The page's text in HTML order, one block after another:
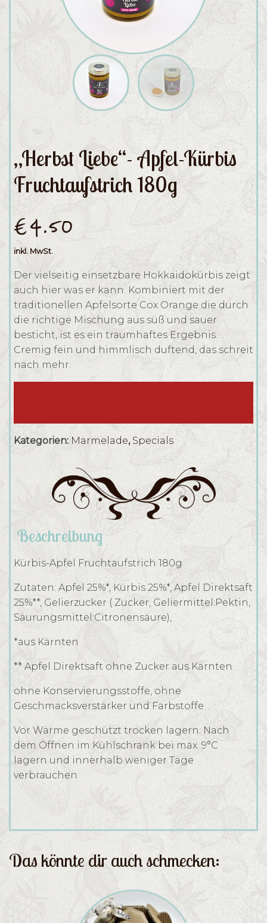
„Herbst Liebe“- Apfel-Kürbis
Fruchtaufstrich 180g
€4.50
inkl. MwSt.
Der vielseitig einsetzbare Hokkaidokürbis zeigt
auch hier was er kann. Kombiniert mit der
traditionellen Apfelsorte Cox Orange die durch
die richtige Mischung aus süß und sauer
besticht, ist es ein traumhaftes Ergebnis.
Cremig fein und himmlisch duftend, das schreit
nach mehr.
Kategorien: Marmelade, Specials
Beschreibung
Kürbis-Apfel Fruchtaufstrich 180g
Zutaten: Apfel 25%*, Kürbis 25%*, Apfel Direktsaft
25%**, Gelierzucker ( Zucker, Geliermittel:Pektin,
Säurungsmittel:Citronensäure),
*aus Kärnten
** Apfel Direktsaft ohne Zucker aus Kärnten
ohne Konservierungsstoffe, ohne
Geschmacksverstärker und Farbstoffe
Vor Wärme geschützt trocken lagern. Nach
dem Öffnen im Kühlschrank bei max. 9°C
lagern und innerhalb weniger Tage
verbrauchen
Das könnte dir auch schmecken: